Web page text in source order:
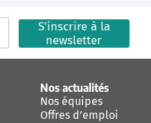
S'inscrire à la
newsletter
Nos actualités
Nos équipes
Offres d’emploi